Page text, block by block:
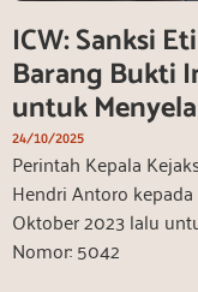
ICW: Sanksi
Barang Bukti
untuk
24/10/2025
Perintah Kepala
Hendri Antoro
Oktober 2023 lalu
Nomor: 5042